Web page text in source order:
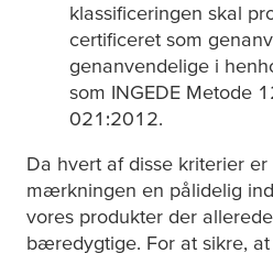
klassificeringen skal
certificeret som
genanvendelige i
som INGEDE Metode
021:2012.
Da hvert af disse kriterier
mærkningen en pålidelig
vores produkter der
bæredygtige. For at sikre,